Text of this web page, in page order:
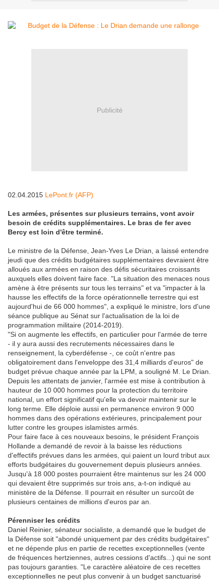
Publicité
02.04.2015 LePont.fr (AFP)
Les armées, présentes sur plusieurs terrains, vont avoir
besoin de crédits supplémentaires. Le bras de fer avec
Bercy est loin d'être terminé.
Le ministre de la Défense, Jean-Yves Le Drian, a laissé entendre
jeudi que des crédits budgétaires supplémentaires devraient être
alloués aux armées en raison des défis sécuritaires croissants
auxquels elles doivent faire face. "La situation des menaces nous
amène à être présents sur tous les terrains" et va "impacter à la
hausse les effectifs de la force opérationnelle terrestre qui est
aujourd'hui de 66 000 hommes", a expliqué le ministre, lors d'une
séance publique au Sénat sur l'actualisation de la loi de
programmation militaire (2014-2019).
"Si on augmente les effectifs, en particulier pour l'armée de terre
- il y aura aussi des recrutements nécessaires dans le
renseignement, la cyberdéfense -, ce coût n'entre pas
obligatoirement dans l'enveloppe des 31,4 milliards d'euros" de
budget prévue chaque année par la LPM, a souligné M. Le Drian.
Depuis les attentats de janvier, l'armée est mise à contribution à
hauteur de 10 000 hommes pour la protection du territoire
national, un effort significatif qu'elle va devoir maintenir sur le
long terme. Elle déploie aussi en permanence environ 9 000
hommes dans des opérations extérieures, principalement pour
lutter contre les groupes islamistes armés.
Pour faire face à ces nouveaux besoins, le président François
Hollande a demandé de revoir à la baisse les réductions
d'effectifs prévues dans les armées, qui paient un lourd tribut aux
efforts budgétaires du gouvernement depuis plusieurs années.
Jusqu'à 18 000 postes pourraient être maintenus sur les 24 000
qui devaient être supprimés sur trois ans, a-t-on indiqué au
ministère de la Défense. Il pourrait en résulter un surcoût de
plusieurs centaines de millions d'euros par an.
Pérenniser les crédits
Daniel Reinier, sénateur socialiste, a demandé que le budget de
la Défense soit "abondé uniquement par des crédits budgétaires"
et ne dépende plus en partie de recettes exceptionnelles (vente
de fréquences hertziennes, autres cessions d'actifs...) qui ne sont
pas toujours garanties. "Le caractère aléatoire de ces recettes
exceptionnelles ne peut plus convenir à un budget sanctuarisé